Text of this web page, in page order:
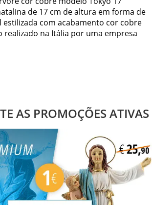
de 17 cm de altura em forma de
estilizada com acabamento cor cobre
realizado na Itália por uma empresa
AS PROMOÇÕES ATIVAS